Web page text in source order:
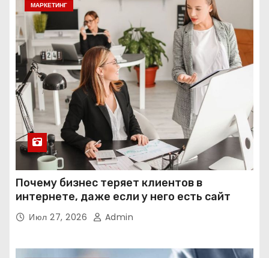
МАРКЕТИНГ
Почему бизнес теряет клиентов в
интернете, даже если у него есть сайт
Июл 27, 2026 Admin